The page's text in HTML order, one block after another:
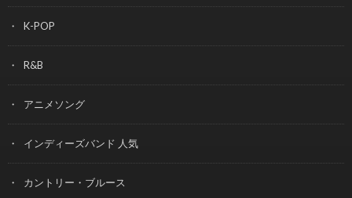
K-POP
R&B
アニメソング
インディーズバンド 人気
カントリー・ブルース